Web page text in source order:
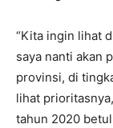
“Kita ingin lihat
saya nanti akan
provinsi, di
lihat
tahun 2020